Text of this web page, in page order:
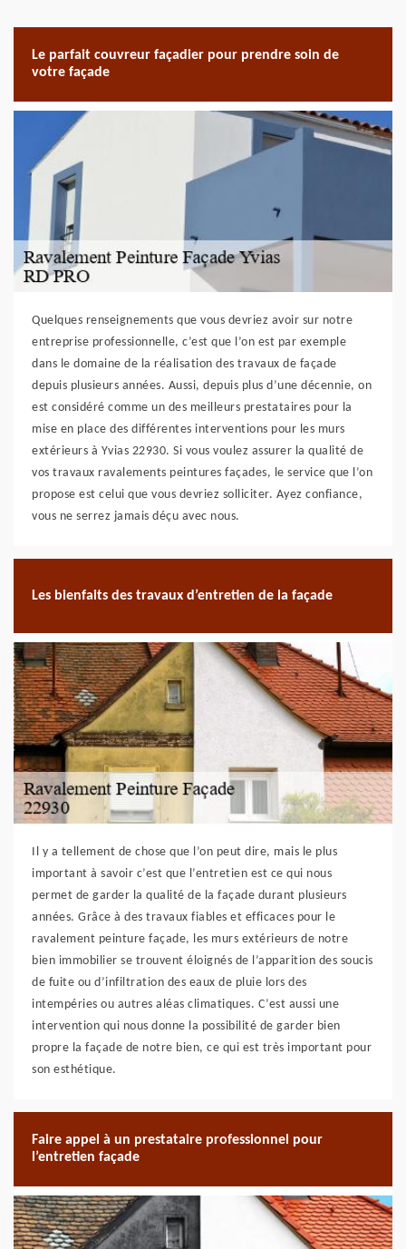
Le parfait couvreur façadier pour prendre soin de
votre façade
Quelques renseignements que vous devriez avoir sur notre
entreprise professionnelle, c’est que l’on est par exemple
dans le domaine de la réalisation des travaux de façade
depuis plusieurs années. Aussi, depuis plus d’une décennie, on
est considéré comme un des meilleurs prestataires pour la
mise en place des différentes interventions pour les murs
extérieurs à Yvias 22930. Si vous voulez assurer la qualité de
vos travaux ravalements peintures façades, le service que l’on
propose est celui que vous devriez solliciter. Ayez confiance,
vous ne serrez jamais déçu avec nous.
Les bienfaits des travaux d’entretien de la façade
Il y a tellement de chose que l’on peut dire, mais le plus
important à savoir c’est que l’entretien est ce qui nous
permet de garder la qualité de la façade durant plusieurs
années. Grâce à des travaux fiables et efficaces pour le
ravalement peinture façade, les murs extérieurs de notre
bien immobilier se trouvent éloignés de l’apparition des soucis
de fuite ou d’infiltration des eaux de pluie lors des
intempéries ou autres aléas climatiques. C’est aussi une
intervention qui nous donne la possibilité de garder bien
propre la façade de notre bien, ce qui est très important pour
son esthétique.
Faire appel à un prestataire professionnel pour
l’entretien façade